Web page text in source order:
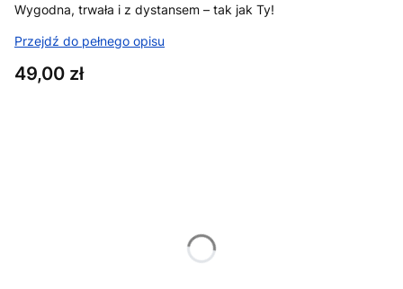
Wygodna, trwała i z dystansem – tak jak Ty!
Przejdź do pełnego opisu
Cena
49,00 zł